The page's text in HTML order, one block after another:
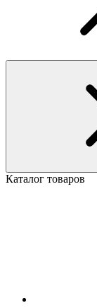
Каталог товаров